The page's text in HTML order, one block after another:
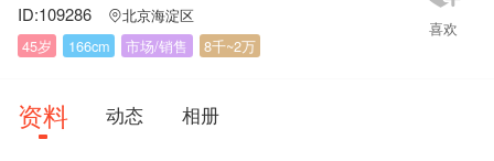
ID:109286 北京海淀区
45岁
166cm 市场/销售 8千~2万
资料 动态 相册